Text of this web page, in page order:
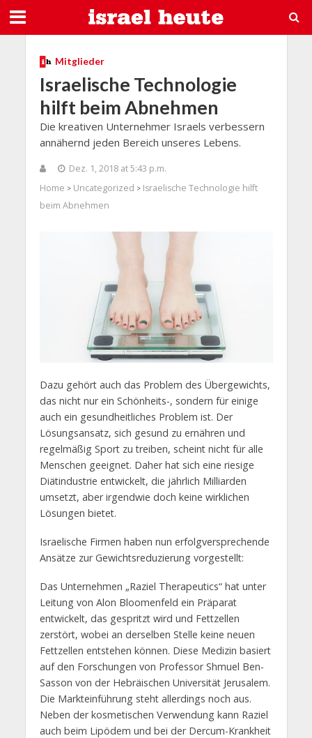
Mitglieder
Israelische Technologie
hilft beim Abnehmen
Die kreativen Unternehmer Israels verbessern
annähernd jeden Bereich unseres Lebens.
Dez. 1, 2018 at 5:43 p.m.
Home > Uncategorized > Israelische Technologie hilft
beim Abnehmen
Dazu gehört auch das Problem des Übergewichts,
das nicht nur ein Schönheits-, sondern für einige
auch ein gesundheitliches Problem ist. Der
Lösungsansatz, sich gesund zu ernähren und
regelmäßig Sport zu treiben, scheint nicht für alle
Menschen geeignet. Daher hat sich eine riesige
Diätindustrie entwickelt, die jährlich Milliarden
umsetzt, aber irgendwie doch keine wirklichen
Lösungen bietet.
Israelische Firmen haben nun erfolgversprechende
Ansätze zur Gewichtsreduzierung vorgestellt:
Das Unternehmen „Raziel Therapeutics“ hat unter
Leitung von Alon Bloomenfeld ein Präparat
entwickelt, das gespritzt wird und Fettzellen
zerstört, wobei an derselben Stelle keine neuen
Fettzellen entstehen können. Diese Medizin basiert
auf den Forschungen von Professor Shmuel Ben-
Sasson von der Hebräischen Universität Jerusalem.
Die Markteinführung steht allerdings noch aus.
Neben der kosmetischen Verwendung kann Raziel
auch beim Lipödem und bei der Dercum-Krankheit